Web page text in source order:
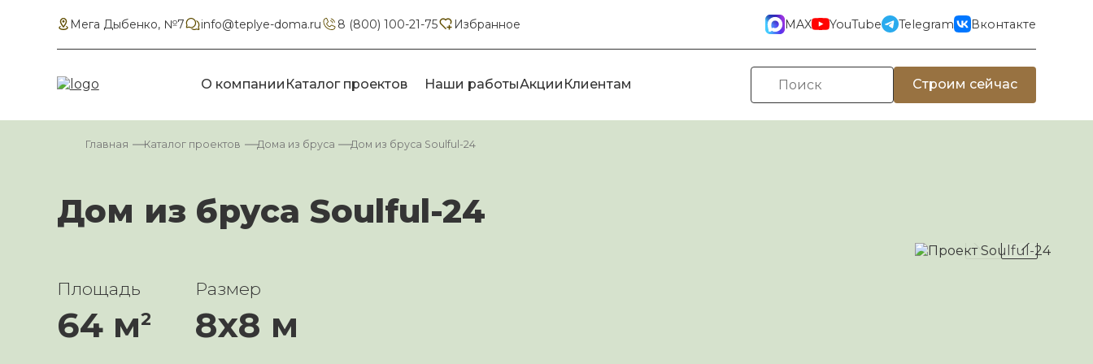
Мега Дыбенко, №7 info@teplye-doma.ru 8 (800) 100-21-75 Избранное MAX YouTube Telegram Вконтакте
О компании Каталог проектов Наши работыАкции Клиентам Строим сейчас
Главная Каталог проектов Дома из бруса Дом из бруса Soulful-24
Дом из бруса Soulful-24
Площадь
64 м2
Размер
8х8 м